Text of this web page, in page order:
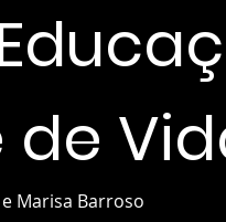
Marisa Barroso